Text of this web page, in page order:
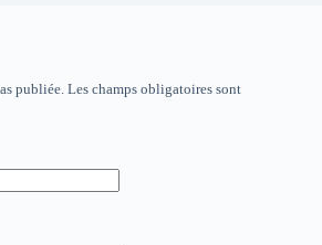
publiée. Les champs obligatoires sont